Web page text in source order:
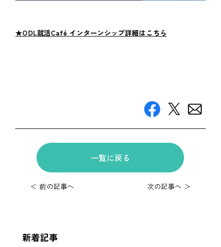
★ODL就活Café インターンシップ詳細はこちら
＜ 前の記事へ
一覧に戻る
次の記事へ ＞
新着記事